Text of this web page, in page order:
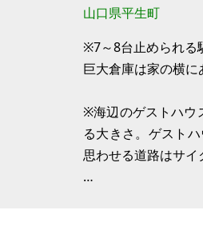
山口県平生町
※7～8台止められる
巨大倉庫は家の横
※海辺のゲストハウ
る大きさ。ゲスト
思わせる道路はサイ